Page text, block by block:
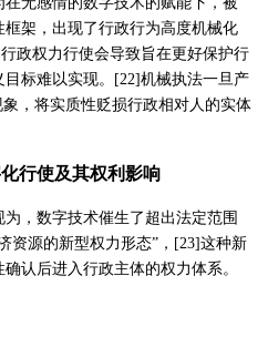
架，出现了行政行为高度机械化
政权力行使会导致旨在更好保护行
标难以实现。[22]机械执法一旦产
，将实质性贬损行政相对人的实体
行使及其权利影响
，数字技术催生了超出法定范围
资源的新型权力形态”，[23]这种新
认后进入行政主体的权力体系。